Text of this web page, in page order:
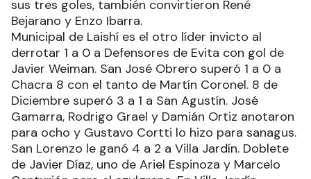
Rosario venció 5 a 0 a Defensores de Herradura
para seguir como uno de los dos punteros
invictos. Franco Valdés fue figura producto de
sus tres goles, también convirtieron René
Bejarano y Enzo Ibarra.
Municipal de Laishí es el otro líder invicto al
derrotar 1 a 0 a Defensores de Evita con gol de
Javier Weiman. San José Obrero superó 1 a 0 a
Chacra 8 con el tanto de Martín Coronel. 8 de
Diciembre superó 3 a 1 a San Agustín. José
Gamarra, Rodrigo Grael y Damián Ortiz anotaron